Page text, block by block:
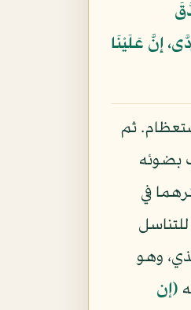
إِنَّ عَلَيْنَا
ثم
بضوئه
في
للتناسل
وهو
(إن